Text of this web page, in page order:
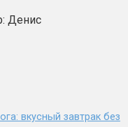
Денис
вкусный завтрак без